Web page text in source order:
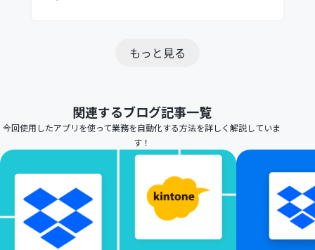
もっと見る
関連するブログ記事一覧
今回使用したアプリを使って業務を自動化する方法を詳しく解説していま
す！